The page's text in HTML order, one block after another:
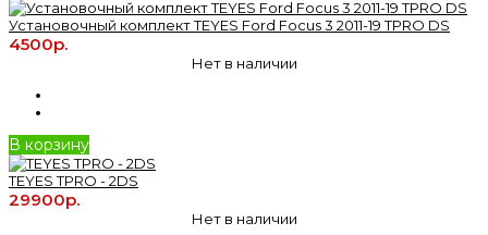
Установочный комплект TEYES Ford Focus 3 2011-19 TPRO DS
4500р.
Нет в наличии
В корзину
TEYES TPRO - 2DS
29900р.
Нет в наличии